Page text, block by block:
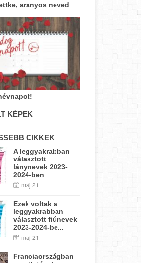
aranyos neved
KÉPEK
CIKKEK
A leggyakrabban
választott
lánynevek 2023-
2024-ben
máj 21
Ezek voltak a
leggyakrabban
választott fiúnevek
2023-2024-be...
máj 21
Franciaországban